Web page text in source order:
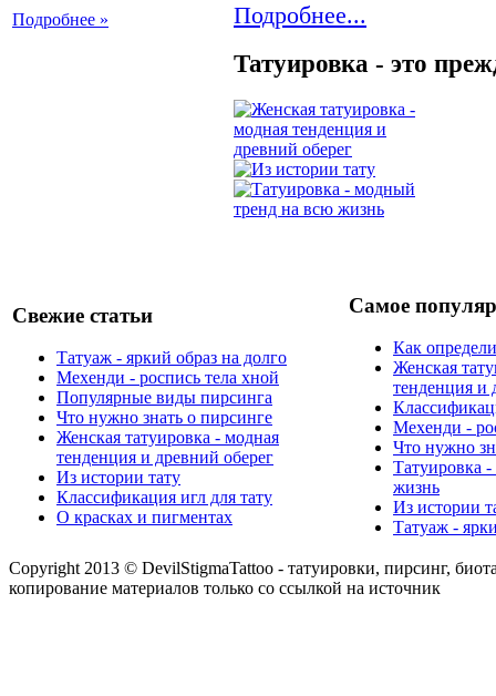
Подробнее »
Подробнее...
Татуировка - это
Свежие статьи
Татуаж - яркий образ на долго
Мехенди - роспись тела хной
Популярные виды пирсинга
Что нужно знать о пирсинге
Женская татуировка - модная
тенденция и древний оберег
Из истории тату
Классификация игл для тату
О красках и пигментах
Самое
Как
Женская
тенденция и
Мехенди -
Что нужно
Татуировка
жизнь
Из истории
Татуаж -
Copyright 2013 © DevilStigmaTattoo - татуировки, пирсинг,
копирование материалов только со ссылкой на источник